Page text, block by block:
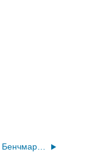
Додаток D: Бенчмаркінг OCC